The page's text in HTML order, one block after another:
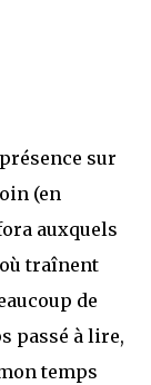
sur
(en
auxquels
traînent
de
passé à lire,
temps